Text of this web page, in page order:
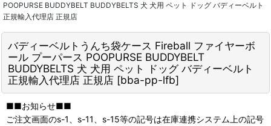
POOPURSE BUDDYBELT BUDDYBELTS 犬 犬用 ペット ドッグ バディーベルト
正規輸入代理店 正規店
バディーベルトうんち袋ケース Fireball ファイヤーボ
ール プーパース POOPURSE BUDDYBELT
BUDDYBELTS 犬 犬用 ペット ドッグ バディーベルト
正規輸入代理店 正規店 [bba-pp-lfb]
■■お知らせ■■
ご注文画面のs-1、s-11、s-15等の記号は在庫連携システム上の記号